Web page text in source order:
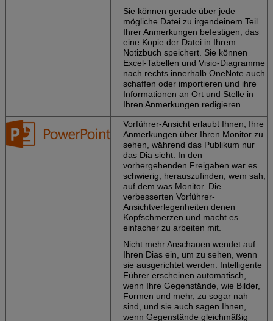
Sie können gerade über jede
mögliche Datei zu irgendeinem Teil
Ihrer Anmerkungen befestigen, das
eine Kopie der Datei in Ihrem
Notizbuch speichert. Sie können
Excel-Tabellen und Visio-Diagramme
nach rechts innerhalb OneNote auch
schaffen oder importieren und ihre
Informationen an Ort und Stelle in
Ihren Anmerkungen redigieren.
Vorführer-Ansicht erlaubt Ihnen, Ihre
Anmerkungen über Ihren Monitor zu
sehen, während das Publikum nur
das Dia sieht. In den
vorhergehenden Freigaben war es
schwierig, herauszufinden, wem sah,
auf dem was Monitor. Die
verbesserten Vorführer-
Ansichtverlegenheiten denen
Kopfschmerzen und macht es
einfacher zu arbeiten mit.
Nicht mehr Anschauen wendet auf
Ihren Dias ein, um zu sehen, wenn
sie ausgerichtet werden. Intelligente
Führer erscheinen automatisch,
wenn Ihre Gegenstände, wie Bilder,
Formen und mehr, zu sogar nah
sind, und sie auch sagen Ihnen,
wenn Gegenstände gleichmäßig